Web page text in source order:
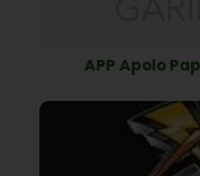
APP Apolo